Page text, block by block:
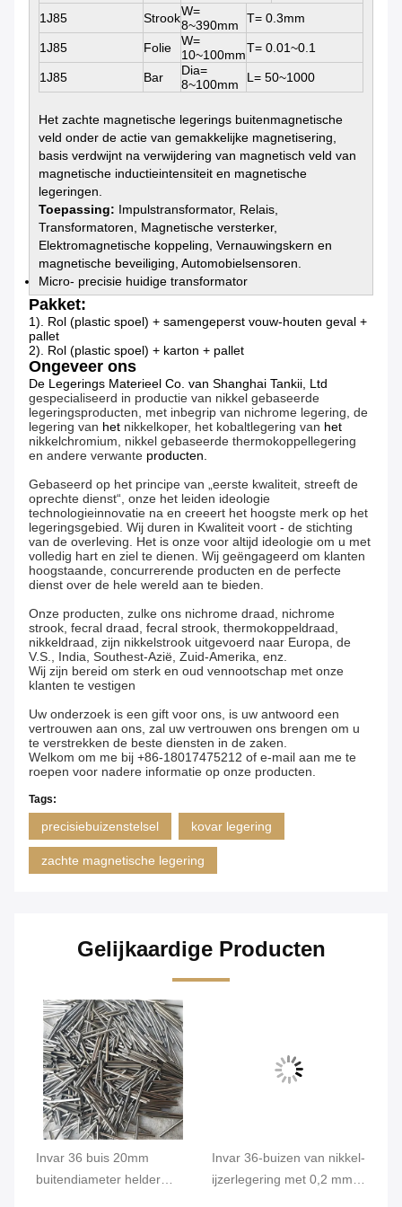
1J85
StrookW=
8~390mm
T= 0.3mm
1J85 Folie
W=
10~100mmT= 0.01~0.1
1J85 Bar
Dia=
8~100mm
L= 50~1000
Het zachte magnetische legerings buitenmagnetische
veld onder de actie van gemakkelijke magnetisering,
basis verdwijnt na verwijdering van magnetisch veld van
magnetische inductieintensiteit en magnetische
legeringen.
Toepassing: Impulstransformator, Relais,
Transformatoren, Magnetische versterker,
Elektromagnetische koppeling, Vernauwingskern en
magnetische beveiliging, Automobielsensoren.
Micro- precisie huidige transformator
Pakket:
1). Rol (plastic spoel) + samengeperst vouw-houten geval +
pallet
2). Rol (plastic spoel) + karton + pallet
Ongeveer ons
De Legerings Materieel Co. van Shanghai Tankii, Ltd
gespecialiseerd in productie van nikkel gebaseerde
legeringsproducten, met inbegrip van nichrome legering, de
legering van het nikkelkoper, het kobaltlegering van het
nikkelchromium, nikkel gebaseerde thermokoppellegering
en andere verwante producten.
Gebaseerd op het principe van „eerste kwaliteit, streeft de
oprechte dienst“, onze het leiden ideologie
technologieinnovatie na en creeert het hoogste merk op het
legeringsgebied. Wij duren in Kwaliteit voort - de stichting
van de overleving. Het is onze voor altijd ideologie om u met
volledig hart en ziel te dienen. Wij geëngageerd om klanten
hoogstaande, concurrerende producten en de perfecte
dienst over de hele wereld aan te bieden.
Onze producten, zulke ons nichrome draad, nichrome
strook, fecral draad, fecral strook, thermokoppeldraad,
nikkeldraad, zijn nikkelstrook uitgevoerd naar Europa, de
V.S., India, Southest-Azië, Zuid-Amerika, enz.
Wij zijn bereid om sterk en oud vennootschap met onze
klanten te vestigen
Uw onderzoek is een gift voor ons, is uw antwoord een
vertrouwen aan ons, zal uw vertrouwen ons brengen om u
te verstrekken de beste diensten in de zaken.
Welkom om me bij +86-18017475212 of e-mail aan me te
roepen voor nadere informatie op onze producten.
Tags:
precisiebuizenstelsel kovar legering
zachte magnetische legering
Gelijkaardige Producten
Invar 36 buis 20mm
buitendiameter helder
Invar 36-buizen van nikkel-
ijzerlegering met 0,2 mm